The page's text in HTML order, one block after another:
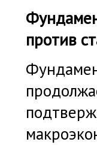
против